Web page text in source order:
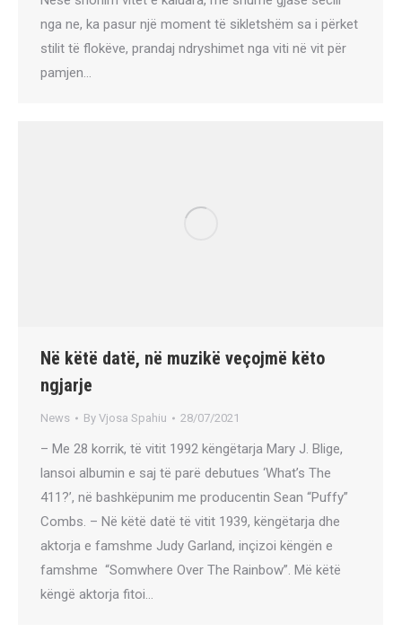
nga ne, ka pasur një moment të sikletshëm sa i përket
stilit të flokëve, prandaj ndryshimet nga viti në vit për
pamjen…
Në këtë datë, në muzikë veçojmë këto
ngjarje
News By Vjosa Spahiu 28/07/2021
– Me 28 korrik, të vitit 1992 këngëtarja Mary J. Blige,
lansoi albumin e saj të parë debutues ‘What’s The
411?’, në bashkëpunim me producentin Sean “Puffy”
Combs. – Në këtë datë të vitit 1939, këngëtarja dhe
aktorja e famshme Judy Garland, inçizoi këngën e
famshme “Somwhere Over The Rainbow”. Më këtë
këngë aktorja fitoi…